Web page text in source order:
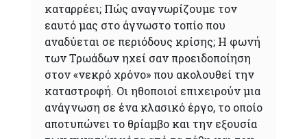
καταρρέει; Πώς αναγνωρίζουμε τον
εαυτό μας στο άγνωστο τοπίο που
αναδύεται σε περιόδους κρίσης; Η φωνή
των Τρωάδων ηχεί σαν προειδοποίηση
στον «νεκρό χρόνο» που ακολουθεί την
καταστροφή. Οι ηθοποιοί επιχειρούν μια
ανάγνωση σε ένα κλασικό έργο, το οποίο
αποτυπώνει το θρίαμβο και την εξουσία